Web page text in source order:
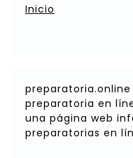
Inicio
preparatoria en
una página web
preparatorias en